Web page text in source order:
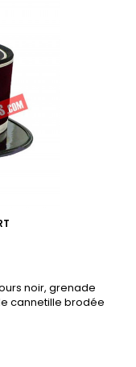
noir, grenade
cannetille brodée